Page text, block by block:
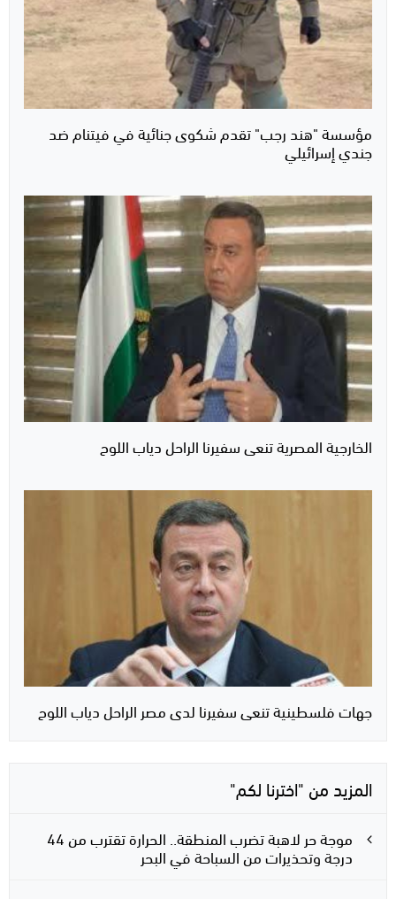
مؤسسة "هند رجب" تقدم شكوى جنائية في فيتنام ضد
جندي إسرائيلي
الخارجية المصرية تنعى سفيرنا الراحل دياب اللوح
جهات فلسطينية تنعى سفيرنا لدى مصر الراحل دياب اللوح
المزيد من "اخترنا لكم"
موجة حر لاهبة تضرب المنطقة.. الحرارة تقترب من 44
درجة وتحذيرات من السباحة في البحر